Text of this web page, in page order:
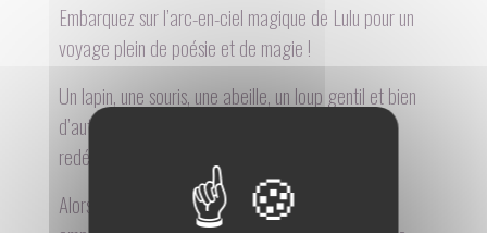
Embarquez sur l’arc-en-ciel magique de Lulu pour un
voyage plein de poésie et de magie !
Un lapin, une souris, une abeille, un loup gentil et bien
d’autres amis encore vous feront découvrir ou
redécouvrir vos comptines préférées.
Alors attachez bien votre ceinture et laissez-vous